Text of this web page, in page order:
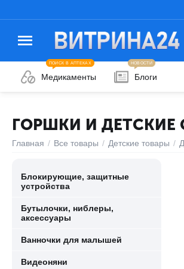
Медикаменты
ПОИСК В АПТЕКАХ
Блоги
НОВОСТИ
ГОРШКИ И ДЕТСКИЕ
Главная / Все товары / Детские товары /
Блокирующие, защитные
устройства
Бутылочки, ниблеры,
аксессуары
Ванночки для малышей
Видеоняни